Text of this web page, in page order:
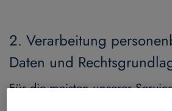
2. Verarbeitung
Daten und
Für die meisten unserer